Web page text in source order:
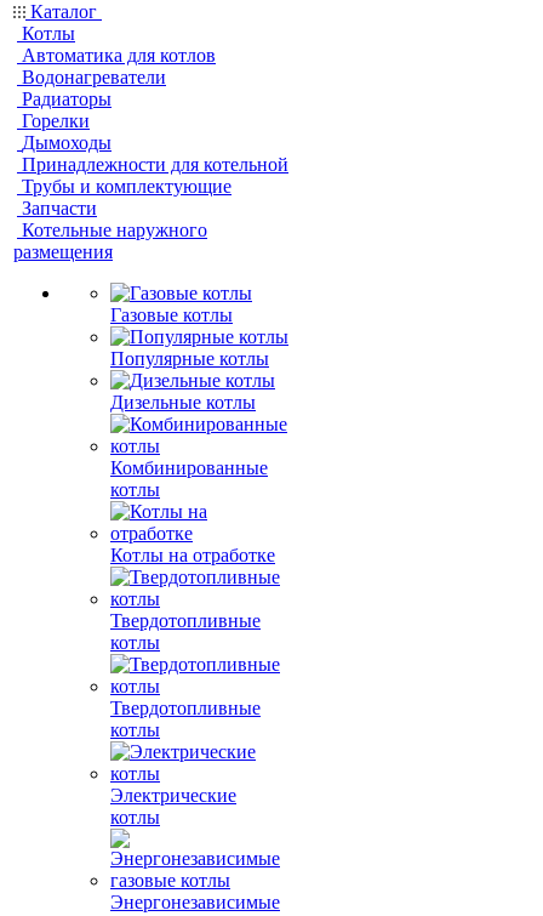
Каталог
Котлы
Автоматика для котлов
Водонагреватели
Радиаторы
Горелки
Дымоходы
Принадлежности для котельной
Трубы и комплектующие
Запчасти
Котельные наружного
размещения
Газовые котлы
Популярные котлы
Дизельные котлы
Комбинированные
котлы
Котлы на отработке
Твердотопливные
котлы
Твердотопливные
котлы
Электрические
котлы
Энергонезависимые